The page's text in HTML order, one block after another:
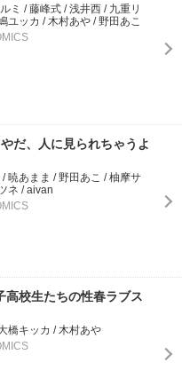
ミ / 藤峰式 / 浅井西 / 九重リ
ユッカ / 木村あや / 野田あこ
だ、人に見られちゃうよ
暁あまま / 野田あこ / 柚摩サ
ネ / aivan
校生たちの性春ラブス
橋キッカ / 木村あや